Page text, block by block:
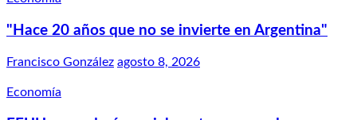
"Hace 20 años que no se invierte en Argentina"
Francisco González agosto 8, 2026
Economía